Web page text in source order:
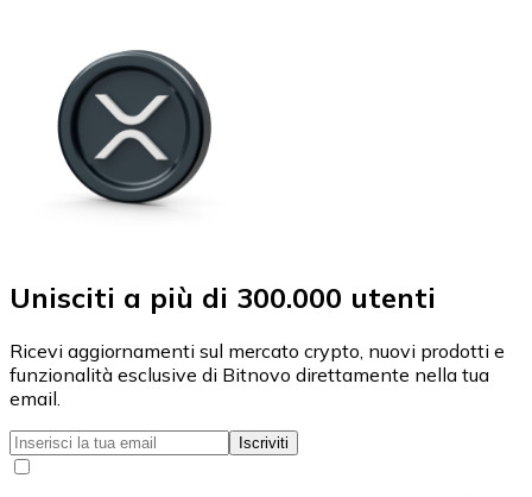
Unisciti a più di 300.000 utenti
Ricevi aggiornamenti sul mercato crypto, nuovi prodotti e
funzionalità esclusive di Bitnovo direttamente nella tua
email.
Iscriviti